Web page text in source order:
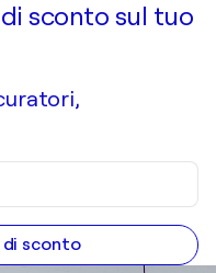
sconto sul tuo
di sconto